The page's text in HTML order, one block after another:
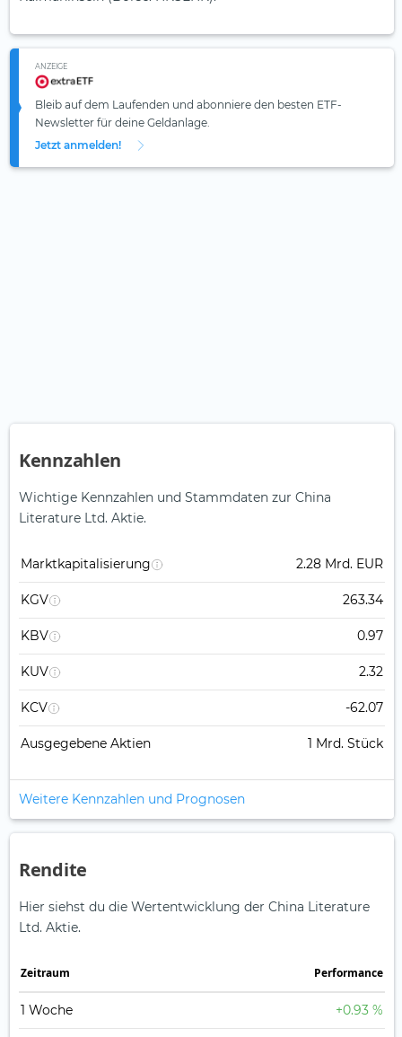
ANZEIGE
Bleib auf dem Laufenden und abonniere den besten ETF-
Newsletter für deine Geldanlage.
Jetzt anmelden!
Kennzahlen
Wichtige Kennzahlen und Stammdaten zur China
Literature Ltd. Aktie.
Marktkapitalisierung 2.28 Mrd. EUR
KGV 263.34
KBV 0.97
KUV 2.32
KCV -62.07
Ausgegebene Aktien 1 Mrd. Stück
Weitere Kennzahlen und Prognosen
Rendite
Hier siehst du die Wertentwicklung der China Literature
Ltd. Aktie.
Zeitraum Perfor­mance
1 Woche +0.93 %